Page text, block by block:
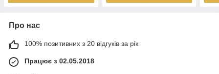
Про нас
100% позитивних з 20 відгуків за рік
Працює з 02.05.2018